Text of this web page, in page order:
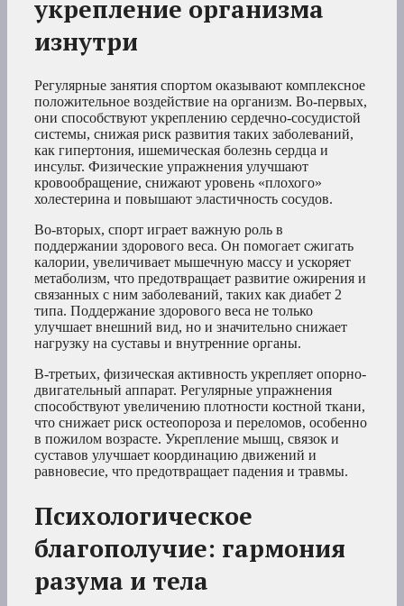
укрепление организма
изнутри
Регулярные занятия спортом оказывают комплексное
положительное воздействие на организм. Во-первых,
они способствуют укреплению сердечно-сосудистой
системы, снижая риск развития таких заболеваний,
как гипертония, ишемическая болезнь сердца и
инсульт. Физические упражнения улучшают
кровообращение, снижают уровень «плохого»
холестерина и повышают эластичность сосудов.
Во-вторых, спорт играет важную роль в
поддержании здорового веса. Он помогает сжигать
калории, увеличивает мышечную массу и ускоряет
метаболизм, что предотвращает развитие ожирения и
связанных с ним заболеваний, таких как диабет 2
типа. Поддержание здорового веса не только
улучшает внешний вид, но и значительно снижает
нагрузку на суставы и внутренние органы.
В-третьих, физическая активность укрепляет опорно-
двигательный аппарат. Регулярные упражнения
способствуют увеличению плотности костной ткани,
что снижает риск остеопороза и переломов, особенно
в пожилом возрасте. Укрепление мышц, связок и
суставов улучшает координацию движений и
равновесие, что предотвращает падения и травмы.
Психологическое
благополучие: гармония
разума и тела